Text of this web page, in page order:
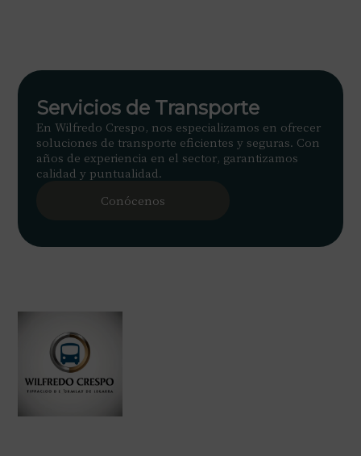
Servicios de Transporte
En Wilfredo Crespo, nos especializamos en ofrecer
soluciones de transporte eficientes y seguras. Con
años de experiencia en el sector, garantizamos
calidad y puntualidad.
Conócenos